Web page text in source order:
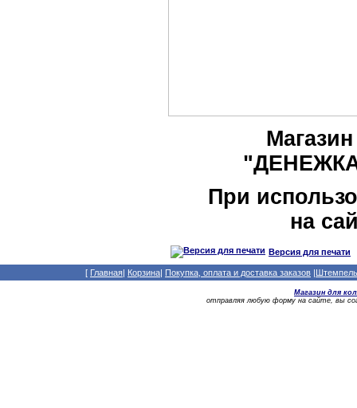
При
на
Версия для печати
[ Главная| Корзина| Покупка, оплата и доставка заказов |
Магазин для
отправляя любую форму на сайте, вы